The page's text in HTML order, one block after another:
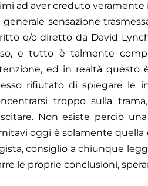
ad aver creduto veramente
generale sensazione
e/o diretto da David
e tutto è talmente
ed in realtà questo
rifiutato di spiegare le
troppo sulla
Non esiste perciò
oggi è solamente quella
consiglio a chiunque
le proprie conclusioni,